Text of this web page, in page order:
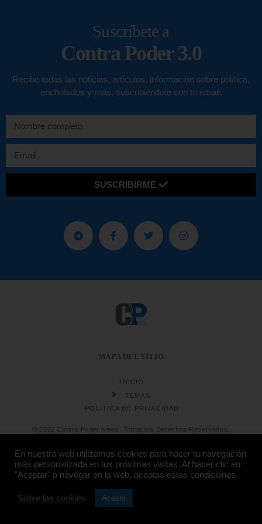
Suscríbete a
Contra Poder 3.0
Recibe todas las noticias, artículos, información sobre política,
enchufados y más, suscribiéndote con tu email.
SUSCRIBIRME
MAPA DEL SITIO
INICIO
TEMAS
POLÍTICA DE PRIVACIDAD
© 2022 Contra Poder News. Todos los Derechos Reservados.
Diseño web
En nuestra web utilizamos cookies para hacer tu navegación
más personalizada en tus próximas visitas. Al hacer clic en
"Aceptar" o navegar en la web, aceptas estas condiciones.
Sobre las cookies Acepto